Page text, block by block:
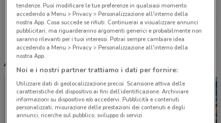
16.5 km
Tutti i negozi Idexe
Altri volantini nelle vicinanze
tendenze. Puoi modificare le tue preferenze in qualsiasi momento
accedendo a Menu > Privacy > Personalizzazione all'interno della
nostra App. Cosa succede se rifiuti: Continuerai a visualizzare annunci
pubblicitari, ma riguarderanno argomenti generici e probabilmente non
saranno rilevanti per i tuoi interessi. Potrai sempre cambiare idea
accedendo a Menu > Privacy > Personalizzazione all'interno della
nostra App.
Noi e i nostri partner trattiamo i dati per fornire:
Utilizzare dati di geolocalizzazione precisi. Scansione attiva delle
caratteristiche del dispositivo ai fini dell’identificazione. Archiviare
informazioni su dispositivo e/o accedervi. Pubblicità e contenuti
personalizzati, misurazione delle prestazioni dei contenuti e degli
annunci, ricerche sul pubblico, sviluppo di servizi.